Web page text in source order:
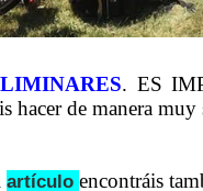
. ES
hacer de manera
artículo encontráis